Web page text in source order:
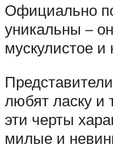
Официально
уникальны –
мускулистое и
любят ласку и
эти черты
милые и